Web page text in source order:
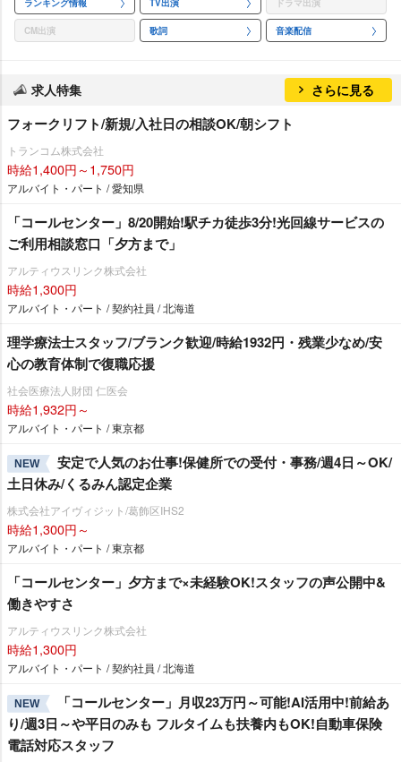
CM出演 歌詞 音楽配信
求人特集 さらに見る
フォークリフト/新規/入社日の相談OK/朝シフト
トランコム株式会社
時給1,400円～1,750円
アルバイト・パート / 愛知県
「コールセンター」8/20開始!駅チカ徒歩3分!光回線サービスの
ご利用相談窓口「夕方まで」
アルティウスリンク株式会社
時給1,300円
アルバイト・パート / 契約社員 / 北海道
理学療法士スタッフ/ブランク歓迎/時給1932円・残業少なめ/安
心の教育体制で復職応援
社会医療法人財団 仁医会
時給1,932円～
アルバイト・パート / 東京都
NEW
安定で人気のお仕事!保健所での受付・事務/週4日～OK/
土日休み/くるみん認定企業
株式会社アイヴィジット/葛飾区IHS2
時給1,300円～
アルバイト・パート / 東京都
「コールセンター」夕方まで×未経験OK!スタッフの声公開中&
働きやすさ
アルティウスリンク株式会社
時給1,300円
アルバイト・パート / 契約社員 / 北海道
NEW
「コールセンター」月収23万円～可能!AI活用中!前給あ
り/週3日～や平日のみも フルタイムも扶養内もOK!自動車保険
電話対応スタッフ